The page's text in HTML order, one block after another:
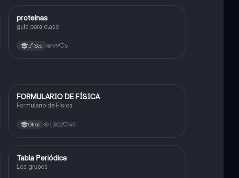
Biología
proteínas
guía para clase
5° Sec 99 5
Física
FORMULARIO DE FÍSICA
Formulario de Física
Otros 1,302 45
Química
Tabla Periódica
Los grupos